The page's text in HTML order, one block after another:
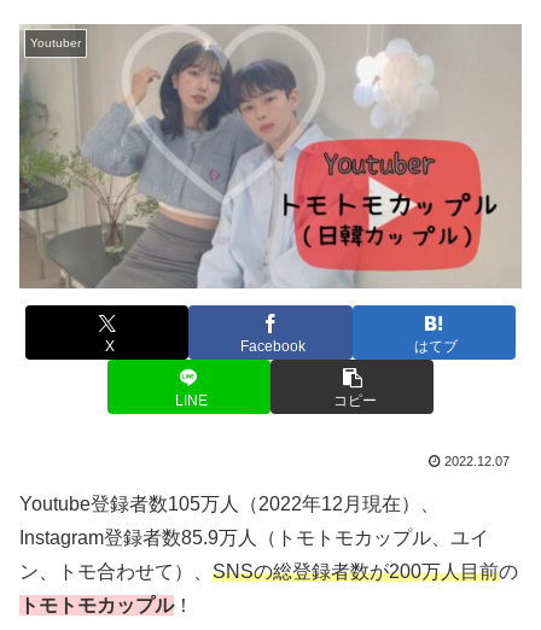
Youtuber
X Facebook はてブ
LINE コピー
2022.12.07
Youtube登録者数105万人（2022年12月現在）、
Instagram登録者数85.9万人（トモトモカップル、ユイ
ン、トモ合わせて）、 SNSの総登録者数が200万人目前の
トモトモカップル！